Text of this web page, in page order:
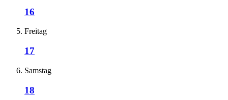
16
Freitag
17
Samstag
18